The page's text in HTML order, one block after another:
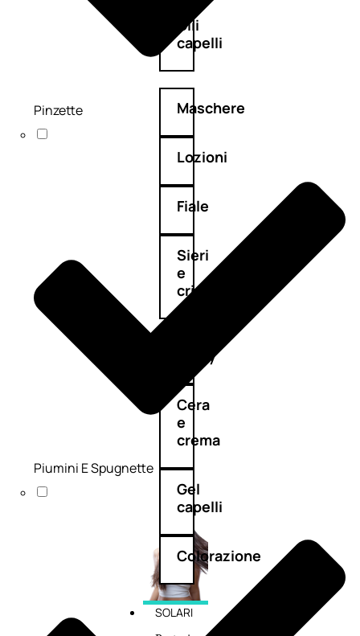
Olii
capelli
Maschere
Lozioni
Fiale
Sieri
e
cristalli
Spray
Cera
e
crema
Gel
capelli
Colorazione
SOLARI
Pinzette
Piumini E Spugnette